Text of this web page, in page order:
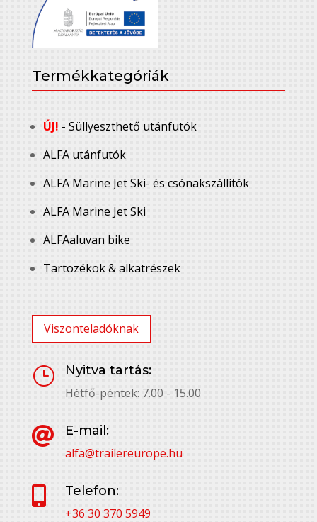
Termékkategóriák
ÚJ! - Süllyeszthető utánfutók
ALFA utánfutók
ALFA Marine Jet Ski- és csónakszállítók
ALFA Marine Jet Ski
ALFAaluvan bike
Tartozékok & alkatrészek
Viszonteladóknak
}
Nyitva tartás:
Hétfő-péntek: 7.00 - 15.00

E-mail:
alfa@trailereurope.hu

Telefon:
+36 30 370 5949